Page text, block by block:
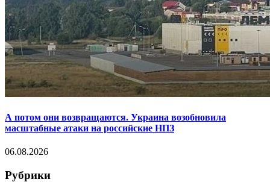
А потом они возвращаются. Украина возобновила
масштабные атаки на российские НПЗ
06.08.2026
Рубрики